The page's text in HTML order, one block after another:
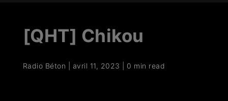
[QHT] Chikou
Radio Béton avril 11, 2023 0 min read